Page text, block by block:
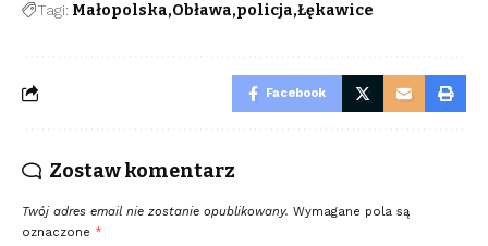
Tagi: Małopolska Obława policja Łękawice
Facebook
Zostaw komentarz
Twój adres email nie zostanie opublikowany. Wymagane pola są
oznaczone *